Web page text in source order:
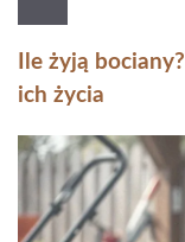
Ile żyją
ich życia